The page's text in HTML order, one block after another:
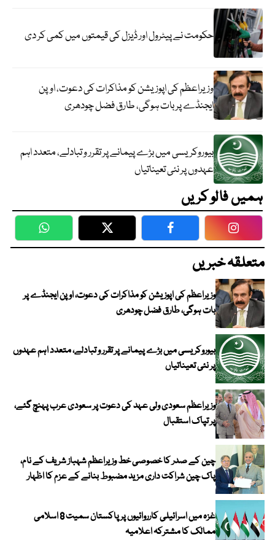
حکومت نے پیٹرول اور ڈیزل کی قیمتوں میں کمی کر دی
وزیراعظم کی اپوزیشن کو مذاکرات کی دعوت، اوپن
ایجنڈے پر بات ہوگی، طارق فضل چودھری
بیوروکریسی میں بڑے پیمانے پر تقرر و تبادلے، متعدد اہم
عہدوں پر نئی تعیناتیاں
ہمیں فالو کریں
WhatsApp Twitter Facebook
متعلقہ خبریں
وزیراعظم کی اپوزیشن کو مذاکرات کی دعوت، اوپن ایجنڈے پر
بات ہوگی، طارق فضل چودھری
بیوروکریسی میں بڑے پیمانے پر تقرر و تبادلے، متعدد اہم عہدوں
پر نئی تعیناتیاں
وزیراعظم سعودی ولی عہد کی دعوت پر سعودی عرب پہنچ گئے،
پر تپاک استقبال
چین کے صدر کا خصوصی خط وزیراعظم شہباز شریف کے نام،
پاک چین شراکت داری مزید مضبوط بنانے کے عزم کا اظہار
غزہ میں اسرائیلی کارروائیوں پر پاکستان سمیت 8 اسلامی
ممالک کا مشترکہ اعلامیہ